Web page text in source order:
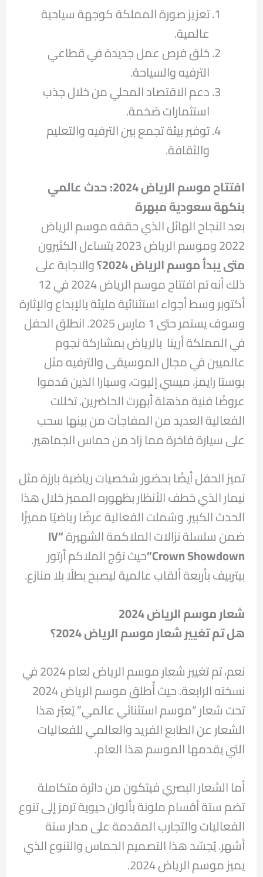
تعزيز صورة المملكة كوجهة سياحية
عالمية.
خلق فرص عمل جديدة في قطاعي
الترفيه والسياحة.
دعم الاقتصاد المحلي من خلال جذب
استثمارات ضخمة.
توفير بيئة تجمع بين الترفيه والتعليم
والثقافة.
افتتاح موسم الرياض 2024: حدث عالمي
بنكهة سعودية مبهرة
بعد النجاح الهائل الذي حققه موسم الرياض
2022 وموسم الرياض 2023 يتساءل الكثيرون
متى يبدأ موسم الرياض 2024؟
والاجابة على
ذلك أنه تم افتتاح موسم الرياض 2024 في 12
أكتوبر وسط أجواء استثنائية مليئة بالإبداع والإثارة
وسوف يستمر حتى 1 مارس 2025. انطلق الحفل
في المملكة أرينا بالرياض بمشاركة نجوم
عالميين في مجال الموسيقى والترفيه مثل
بوستا رايمز، ميسي إليوت، وسيارا الذين قدموا
عروضًا فنية مذهلة أبهرت الحاضرين. تخللت
الفعالية العديد من المفاجآت من بينها سحب
على سيارة فاخرة مما زاد من حماس الجماهير.
تميز الحفل أيضًا بحضور شخصيات رياضية بارزة مثل
نيمار الذي خطف الأنظار بظهوره المميز خلال هذا
الحدث الكبير. وشملت الفعالية عرضًا رياضيًا مميزًا
ضمن سلسلة نزالات الملاكمة الشهيرة “IV
Crown Showdown” حيث توّج الملاكم أرتور
بيتربيف بأربعة ألقاب عالمية ليصبح بطلًا بلا منازع.
شعار موسم الرياض 2024
هل تم تغيير شعار موسم الرياض 2024؟
نعم، تم تغيير شعار موسم الرياض لعام 2024 في
نسخته الرابعة. حيث أُطلق موسم الرياض 2024
تحت شعار “موسم استثنائي عالمي” يُعبّر هذا
الشعار عن الطابع الفريد والعالمي للفعاليات
التي يقدمها الموسم هذا العام.
أما الشعار البصري فيتكون من دائرة متكاملة
تضم ستة أقسام ملونة بألوان حيوية ترمز إلى تنوع
الفعاليات والتجارب المقدمة على مدار ستة
أشهر. يُجسّد هذا التصميم الحماس والتنوع الذي
يميز موسم الرياض 2024.